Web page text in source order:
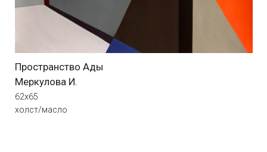
Тюльпан
Ефимова К.
70х70
холст/акрил